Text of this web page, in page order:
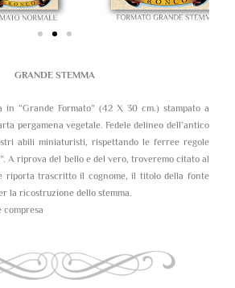
GRANDE STEMMA
in “Grande Formato” (42 X 30 cm.) stampato a
pergamena vegetale. Fedele delineo dell’antico
abili miniaturisti, rispettando le ferree regole
A riprova del bello e del vero, troveremo citato al
riporta trascritto il cognome, il titolo della fonte
la ricostruzione dello stemma.
compresa